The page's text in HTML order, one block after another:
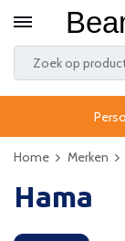
Home Merken
Hama